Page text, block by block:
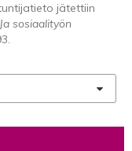
jätettiin
sosiaalityön